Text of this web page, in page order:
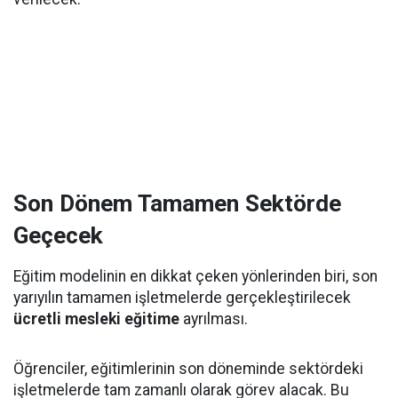
Son Dönem Tamamen Sektörde
Geçecek
Eğitim modelinin en dikkat çeken yönlerinden biri, son
yarıyılın tamamen işletmelerde gerçekleştirilecek
ücretli mesleki eğitime ayrılması.
Öğrenciler, eğitimlerinin son döneminde sektördeki
işletmelerde tam zamanlı olarak görev alacak. Bu